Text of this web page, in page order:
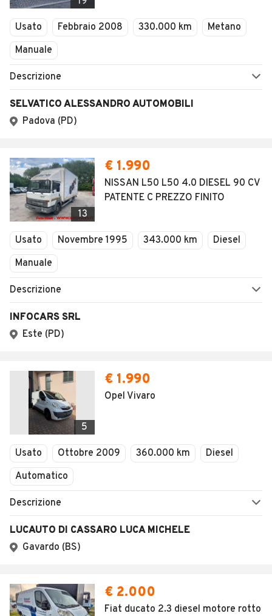
Usato Febbraio 2008 330.000 km
Metano
Manuale
Descrizione
SELVATICO ALESSANDRO AUTOMOBILI
Padova (PD)
13
€ 1.990
NISSAN L50 L50 4.0 DIESEL 90 CV
PATENTE C PREZZO FINITO
Usato Novembre 1995 343.000 km
Diesel
Manuale
Descrizione
INFOCARS SRL
Este (PD)
5
€ 1.990
Opel Vivaro
Usato Ottobre 2009 360.000 km
Diesel
Automatico
Descrizione
LUCAUTO DI CASSARO LUCA MICHELE
Gavardo (BS)
€ 2.000
Fiat ducato 2.3 diesel motore rotto